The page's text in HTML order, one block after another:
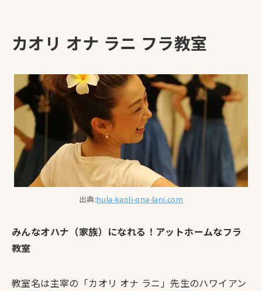
カオリ オナ ラニ フラ教室
出典:hula-kaoli-ona-lani.com
みんなオハナ（家族）になれる！アットホームなフラ
教室
教室名は主宰の「カオリ オナ ラニ」先生のハワイアン